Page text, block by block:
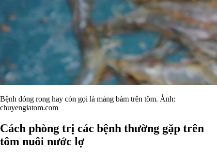
Bệnh đóng rong hay còn gọi là mảng bám trên tôm. Ảnh:
chuyengiatom.com
Cách phòng trị các bệnh thường gặp trên
tôm nuôi nước lợ